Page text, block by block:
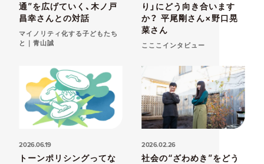
通”を広げていく、木ノ戸
昌幸さんとの対話
マイノリティ化する子どもたち
と｜青山誠
り」にどう向き合います
か？ 平尾剛さん×野口晃
菜さん
こここインタビュー
2026.06.19
トーンポリシングってな
2026.02.26
社会の“ざわめき”をどう